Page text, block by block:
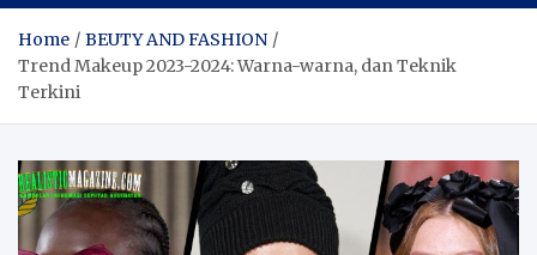
Home
BEUTY AND FASHION
Trend Makeup 2023-2024: Warna-warna, dan Teknik
Terkini